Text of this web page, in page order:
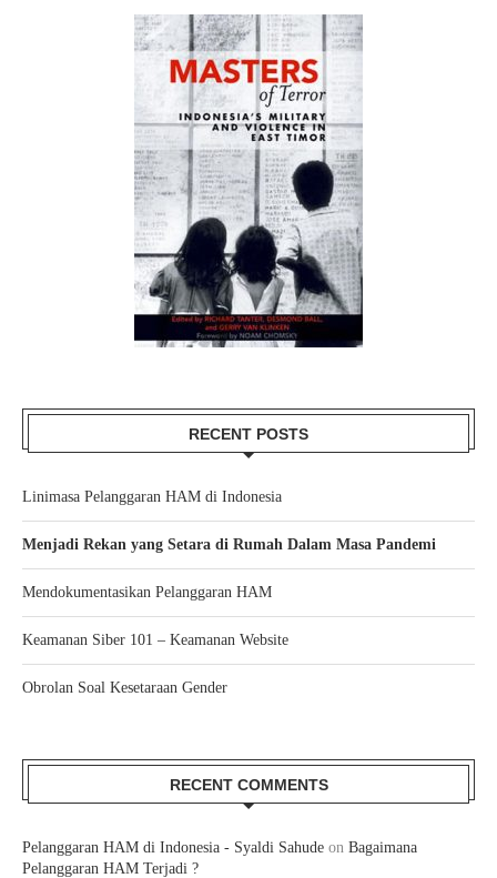
RECENT POSTS
Linimasa Pelanggaran HAM di Indonesia
Menjadi Rekan yang Setara di Rumah Dalam Masa Pandemi
Mendokumentasikan Pelanggaran HAM
Keamanan Siber 101 – Keamanan Website
Obrolan Soal Kesetaraan Gender
RECENT COMMENTS
Pelanggaran HAM di Indonesia - Syaldi Sahude on Bagaimana
Pelanggaran HAM Terjadi ?